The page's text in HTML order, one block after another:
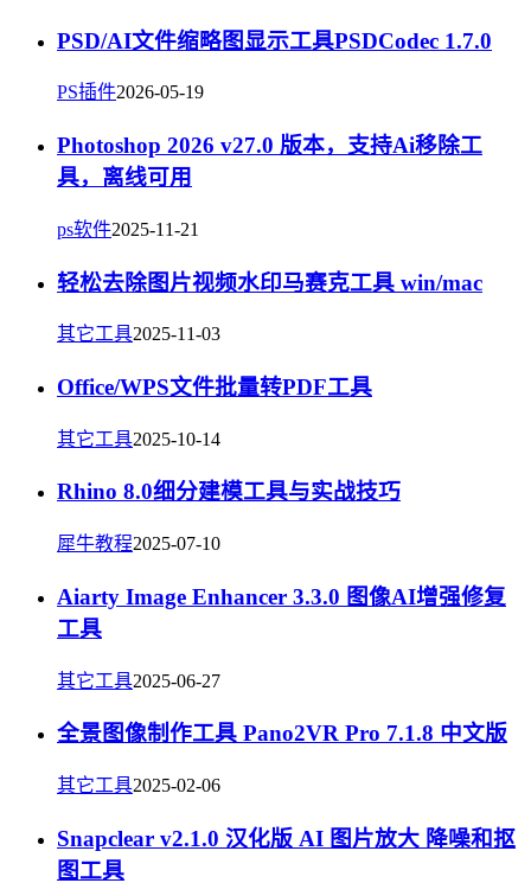
PSD/AI文件缩略图显示工具PSDCodec 1.7.0
PS插件2026-05-19
Photoshop 2026 v27.0 版本，支持Ai移除工
具，离线可用
ps软件2025-11-21
轻松去除图片视频水印马赛克工具 win/mac
其它工具2025-11-03
Office/WPS文件批量转PDF工具
其它工具2025-10-14
Rhino 8.0细分建模工具与实战技巧
犀牛教程2025-07-10
Aiarty Image Enhancer 3.3.0 图像AI增强修复
工具
其它工具2025-06-27
全景图像制作工具 Pano2VR Pro 7.1.8 中文版
其它工具2025-02-06
Snapclear v2.1.0 汉化版 AI 图片放大 降噪和抠
图工具